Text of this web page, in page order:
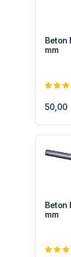
Beton
mm
50,00
Beton
mm